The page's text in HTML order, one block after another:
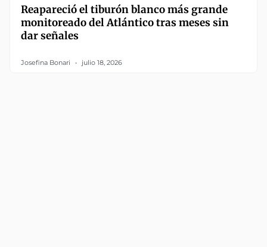
Reapareció el tiburón blanco más grande
monitoreado del Atlántico tras meses sin
dar señales
Josefina Bonari julio 18, 2026